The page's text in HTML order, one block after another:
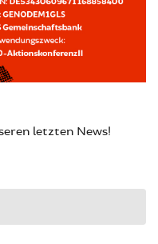
letzten News!